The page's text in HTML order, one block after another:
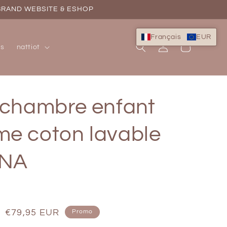
WEBSITE & ESHOP
nattiot ConnexionPanier
enfant
coton lavable
Prix
€79,95 EUR Promo
Français EUR